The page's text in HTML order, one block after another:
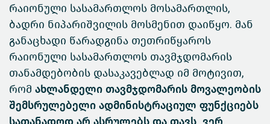
რაიონული სასამართლოს მოსამართლის,
ბადრი ნიპარიშვილის მოსმენით დაიწყო. მან
განაცხადი წარადგინა თეთრიწყაროს
რაიონული სასამართლოს თავმჯდომარის
თანამდებობის დასაკავებლად იმ მოტივით,
რომ ახლანდელი თავმჯდომარის მოვალეობის
შემსრულებელი ადმინისტრაციულ ფუნქციებს